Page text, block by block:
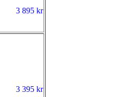
3 895 kr
3 395 kr